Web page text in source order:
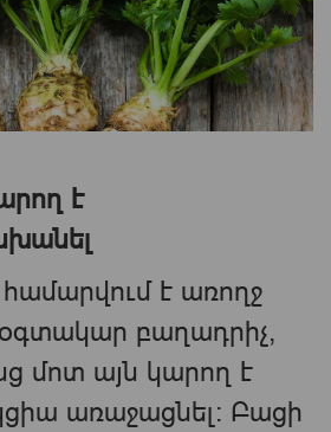
է
է առողջ
բաղադրիչ,
մոտ այն կարող է
առաջացնել։ Բացի